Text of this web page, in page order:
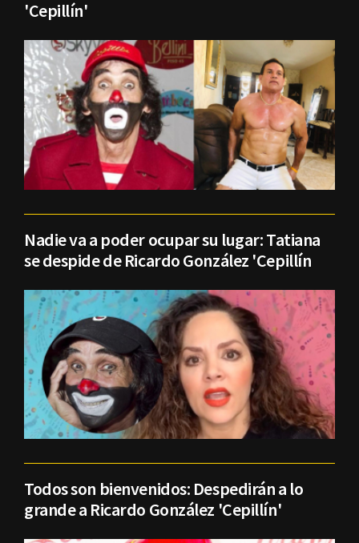
'Cepillín'
Nadie va a poder ocupar su lugar: Tatiana
se despide de Ricardo González 'Cepillín
Todos son bienvenidos: Despedirán a lo
grande a Ricardo González 'Cepillín'